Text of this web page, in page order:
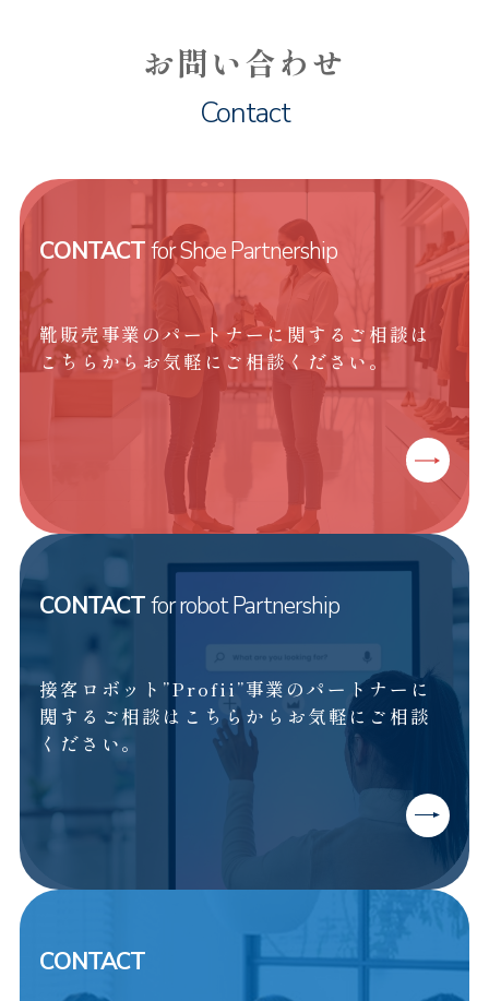
お問い合わせ
Contact
CONTACT for Shoe Partnership
靴販売事業のパートナーに関するご相談は
こちらからお気軽にご相談ください。
CONTACT for robot Partnership
接客ロボット”Profii”事業のパートナーに
関するご相談はこちらからお気軽にご相談
ください。
CONTACT